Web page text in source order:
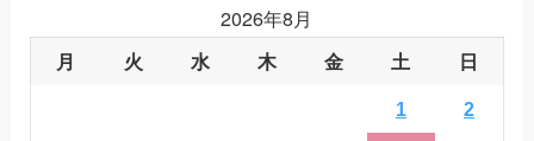
2026年8月
月 火 水 木 金 土 日
1 2